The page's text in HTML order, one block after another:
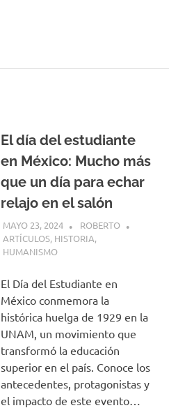
El día del estudiante
en México: Mucho más
que un día para echar
relajo en el salón
MAYO 23, 2024
ROBERTO
ARTÍCULOS, HISTORIA,
HUMANISMO
El Día del Estudiante en
México conmemora la
histórica huelga de 1929 en la
UNAM, un movimiento que
transformó la educación
superior en el país. Conoce los
antecedentes, protagonistas y
el impacto de este evento…